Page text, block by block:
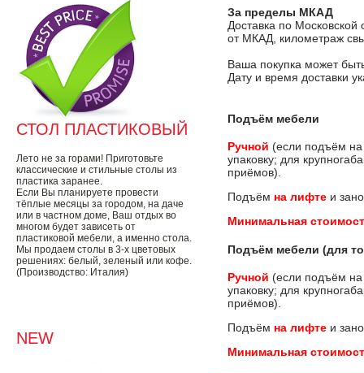
СТОЛ ПЛАСТИКОВЫЙ
Лето не за горами! Приготовьте
классические и стильные столы из
пластика заранее.
Если Вы планируете провести
тёплые месяцы за городом, на даче
или в частном доме, Ваш отдых во
многом будет зависеть от
пластиковой мебели, а именно стола.
Мы продаем столы в 3-х цветовых
решениях: белый, зеленый или кофе.
(Производство: Италия)
NEW
За пределы МКАД
Доставка по
от МКАД, километраж
Ваша покупка может
Дату и время доставки
Подъём мебели
Ручной (если подъём
упаковку; для
приёмов).
Подъём на лифте и
Минимальная
Подъём мебели (для
Ручной (если подъём
упаковку; для
приёмов).
Подъём на лифте и
Минимальная